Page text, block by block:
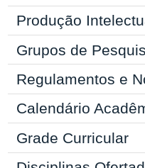
Produção
Grupos de
Regulamentos e
Calendário
Grade Curricular